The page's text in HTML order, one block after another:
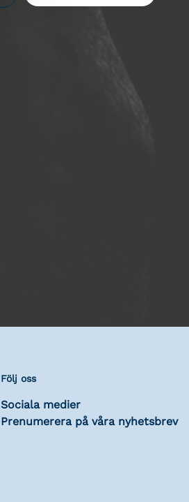
Följ oss
Sociala medier
Prenumerera på våra nyhetsbrev